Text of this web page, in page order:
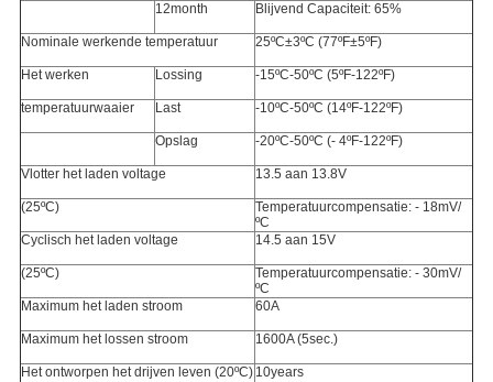
12month Blijvend Capaciteit: 65%
Nominale werkende temperatuur 25ºC±3ºC (77ºF±5ºF)
Het werken Lossing -15ºC-50ºC (5ºF-122ºF)
temperatuurwaaier Last -10ºC-50ºC (14ºF-122ºF)
Opslag -20ºC-50ºC (- 4ºF-122ºF)
Vlotter het laden voltage 13.5 aan 13.8V
(25ºC)
Temperatuurcompensatie: - 18mV/
ºC
Cyclisch het laden voltage
14.5 aan 15V
(25ºC)
Temperatuurcompensatie: - 30mV/
ºC
Maximum het laden stroom
60A
Maximum het lossen stroom 1600A (5sec.)
Het ontworpen het drijven leven (20ºC) 10years